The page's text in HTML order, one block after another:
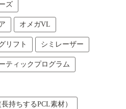
ズ
オメガVL
リフト シミレーザー
ティックプログラム
持ちするPCL素材）